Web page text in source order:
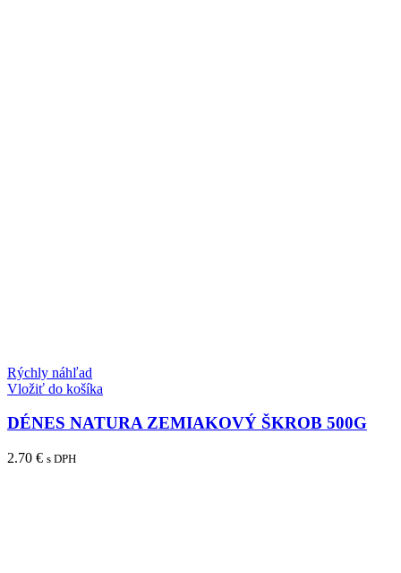
Rýchly náhľad
Vložiť do košíka
DÉNES NATURA ZEMIAKOVÝ ŠKROB 500G
2.70 € s DPH